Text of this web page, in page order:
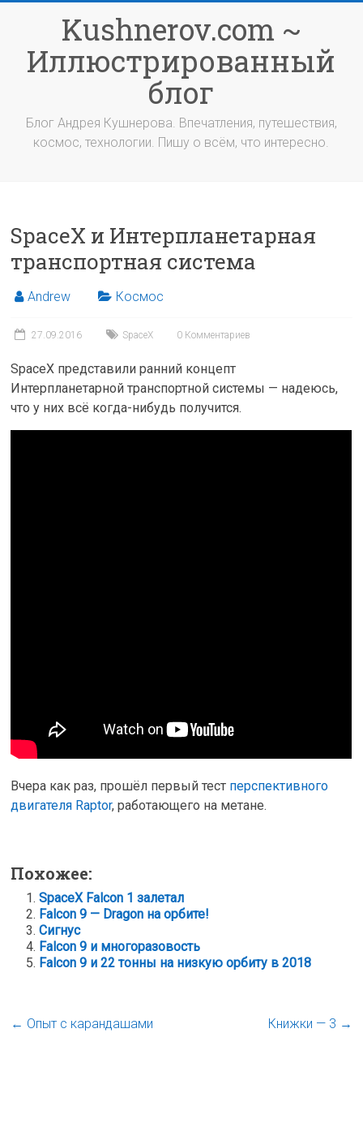
содержимомуKushnerov.com ~
Иллюстрированный
блог
Блог Андрея Кушнерова. Впечатления, путешествия,
космос, технологии. Пишу о всём, что интересно.
SpaceX и Интерпланетарная
транспортная система
Andrew Космос
27.09.2016 SpaceX 0 Комментариев
SpaceX представили ранний концепт
Интерпланетарной транспортной системы — надеюсь,
что у них всё когда-нибудь получится.
Вчера как раз, прошёл первый тест перспективного
двигателя Raptor, работающего на метане.
Похожее:
SpaceX Falcon 1 залетал
Falcon 9 — Dragon на орбите!
Сигнус
Falcon 9 и многоразовость
Falcon 9 и 22 тонны на низкую орбиту в 2018
← Опыт с карандашами Книжки — 3 →